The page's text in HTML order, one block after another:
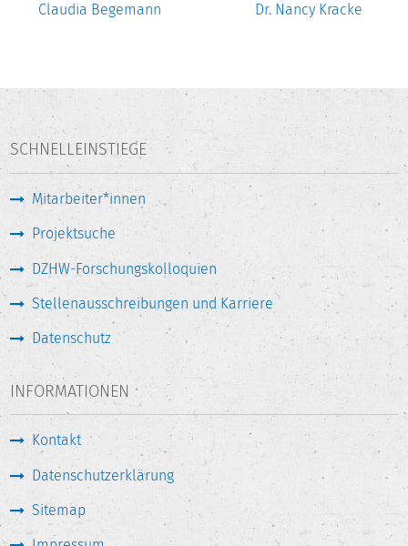
Claudia Begemann Dr. Nancy Kracke
SCHNELLEINSTIEGE
Mitarbeiter*innen
Projektsuche
DZHW-Forschungskolloquien
Stellenausschreibungen und Karriere
Datenschutz
INFORMATIONEN
Kontakt
Datenschutzerklärung
Sitemap